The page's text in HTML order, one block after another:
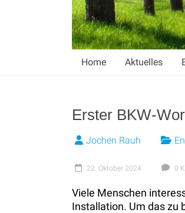
Home Aktuelles
Erster BKW-
Jochen Rauh
22. Oktober 2024 0
Viele Menschen
Installation. Um das zu